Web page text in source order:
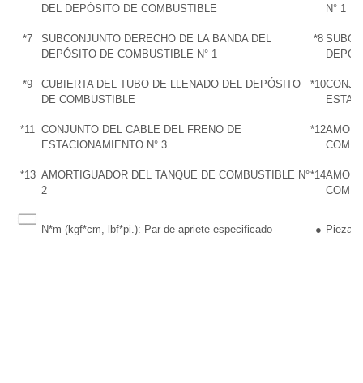
DEL DEPÓSITO DE COMBUSTIBLE
N° 1
*7
SUBCONJUNTO DERECHO DE LA BANDA DEL
DEPÓSITO DE COMBUSTIBLE N° 1
*8
*9
CUBIERTA DEL TUBO DE LLENADO DEL DEPÓSITO
DE COMBUSTIBLE
*10
*11 CONJUNTO DEL CABLE DEL FRENO DE
ESTACIONAMIENTO N° 3
*12
*13 AMORTIGUADOR DEL TANQUE DE COMBUSTIBLE N°
2
*14
N*m (kgf*cm, lbf*pi.): Par de apriete especificado ● Pieza